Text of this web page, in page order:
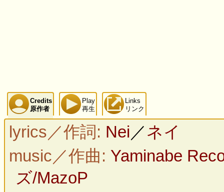
Credits
原作者
Play
再生
Links
リンク
lyrics／作詞: Nei／ネイ
music／作曲: Yaminabe
ズ/MazoP